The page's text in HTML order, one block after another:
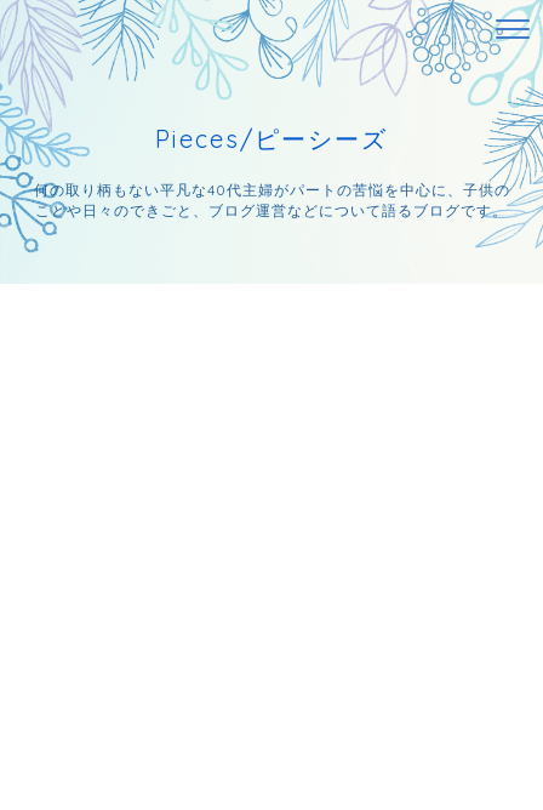
Pieces/ピーシーズ
何の取り柄もない平凡な40代主婦がパートの苦悩を中心に、子供の
ことや日々のできごと、ブログ運営などについて語るブログです。